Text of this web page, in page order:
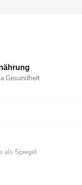
Gesundheit
als Spiegel